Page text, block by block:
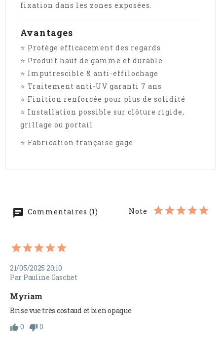
fixation dans les zones exposées.
Avantages
⭐ Protège efficacement des regards
⭐ Produit haut de gamme et durable
⭐ Imputrescible & anti-effilochage
⭐ Traitement anti-UV garanti 7 ans
⭐ Finition renforcée pour plus de solidité
⭐ Installation possible sur clôture rigide,
grillage ou portail
⭐ Fabrication française gage
Commentaires (1) Note
21/05/2025 20:10
Par Pauline Gaschet
Myriam
Brise vue très costaud et bien opaque
0
0